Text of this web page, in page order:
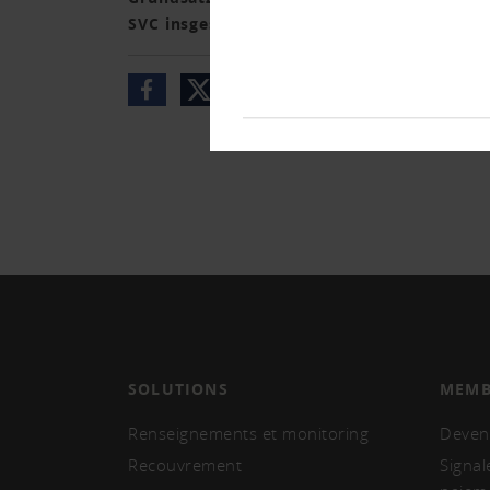
SVC insgesamt als legislatorischer
SOLUTIONS
Renseignements et monitoring
Recouvrement